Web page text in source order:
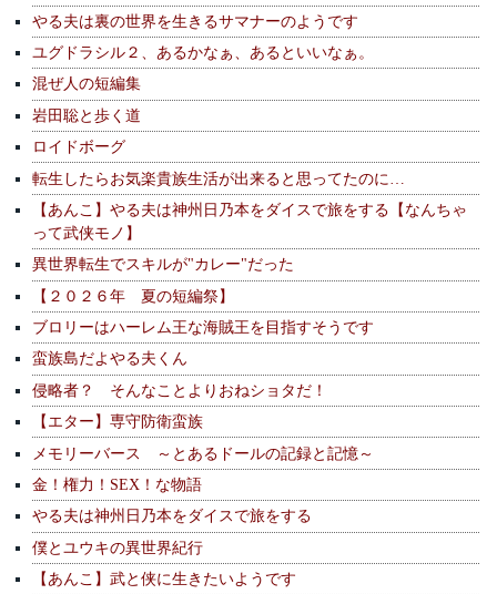
やる夫は裏の世界を生きるサマナーのようです
ユグドラシル２、あるかなぁ、あるといいなぁ。
混ぜ人の短編集
岩田聡と歩く道
ロイドボーグ
転生したらお気楽貴族生活が出来ると思ってたのに…
【あんこ】やる夫は神州日乃本をダイスで旅をする【なんちゃ
って武侠モノ】
異世界転生でスキルが"カレー"だった
【２０２６年 夏の短編祭】
ブロリーはハーレム王な海賊王を目指すそうです
蛮族島だよやる夫くん
侵略者？ そんなことよりおねショタだ！
【エター】専守防衛蛮族
メモリーバース ～とあるドールの記録と記憶～
金！権力！SEX！な物語
やる夫は神州日乃本をダイスで旅をする
僕とユウキの異世界紀行
【あんこ】武と侠に生きたいようです